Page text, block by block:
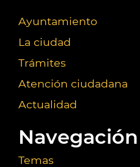
Ayuntamiento
La ciudad
Trámites
Atención ciudadana
Actualidad
Temas